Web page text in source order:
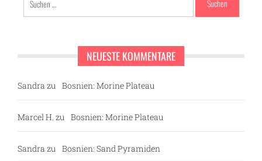
nach:
NEUESTE KOMMENTARE
Sandra zu Bosnien: Morine Plateau
Marcel H. zu Bosnien: Morine Plateau
Sandra zu Bosnien: Sand Pyramiden